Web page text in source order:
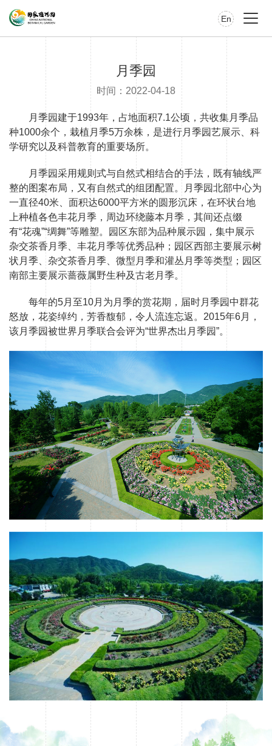
En
月季园
时间：2022-04-18
月季园建于1993年，占地面积7.1公顷，共收集月季品
种1000余个，栽植月季5万余株，是进行月季园艺展示、科
学研究以及科普教育的重要场所。
月季园采用规则式与自然式相结合的手法，既有轴线严
整的图案布局，又有自然式的组团配置。月季园北部中心为
一直径40米、面积达6000平方米的圆形沉床，在环状台地
上种植各色丰花月季，周边环绕藤本月季，其间还点缀
有“花魂”“绸舞”等雕塑。园区东部为品种展示园，集中展示
杂交茶香月季、丰花月季等优秀品种；园区西部主要展示树
状月季、杂交茶香月季、微型月季和灌丛月季等类型；园区
南部主要展示蔷薇属野生种及古老月季。
每年的5月至10月为月季的赏花期，届时月季园中群花
怒放，花姿绰约，芳香馥郁，令人流连忘返。2015年6月，
该月季园被世界月季联合会评为“世界杰出月季园”。